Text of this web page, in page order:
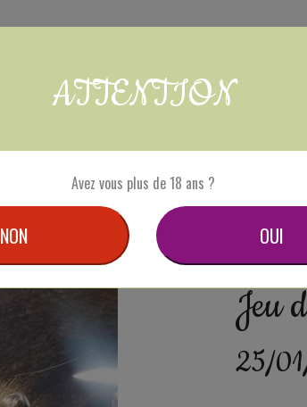
Nos appellations Plongez dans l’univers de notre
Jeu
25/
ATTENTION
Avez vous plus de 18 ans ?
NON OUI